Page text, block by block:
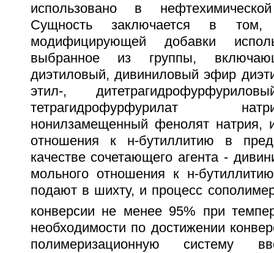
использовано в
Сущность заключается в
модифицирующей добавки
выбранное из группы,
диэтиловый, дивиниловый эфир
этил-,
тетрагидрофурфурилат
нонилзамещенный фенолят натрия,
отношения к н-бутиллитию в
качестве сочетающего агента -
мольного отношения к н-
подают в шихту, и процесс
конверсии не менее 95% при
необходимости по достижении
полимеризационную систему